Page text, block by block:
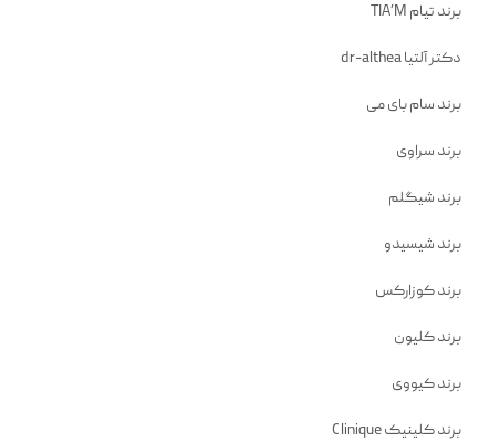
برند تیام TIA’M
دکتر آلتیا dr-althea
برند سام بای می
برند سراوی
برند شیگلم
برند شیسیدو
برند کوزارکس
برند کلیون
برند کیووی
برند کلینیک Clinique